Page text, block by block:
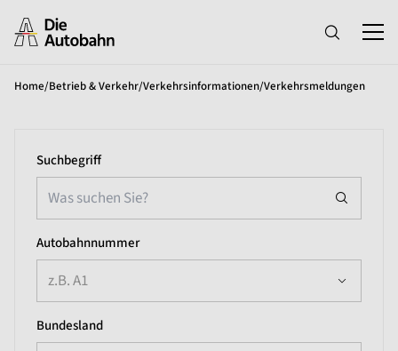
Home/Betrieb & Verkehr/Verkehrsinformationen/Verkehrsmeldungen
Suchbegriff
Autobahnnummer
z.B. A1
Bundesland